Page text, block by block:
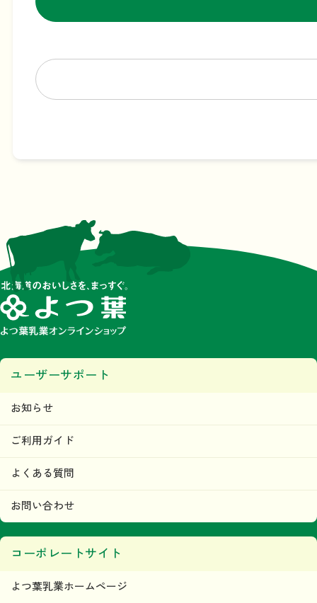
ユーザーサポート
お知らせ
ご利用ガイド
よくある質問
お問い合わせ
コーポレートサイト
よつ葉乳業ホームページ